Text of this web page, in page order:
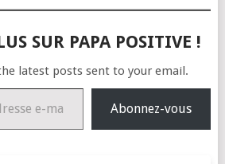
SUR PAPA POSITIVE !
latest posts sent to your email.
Abonnez-vous